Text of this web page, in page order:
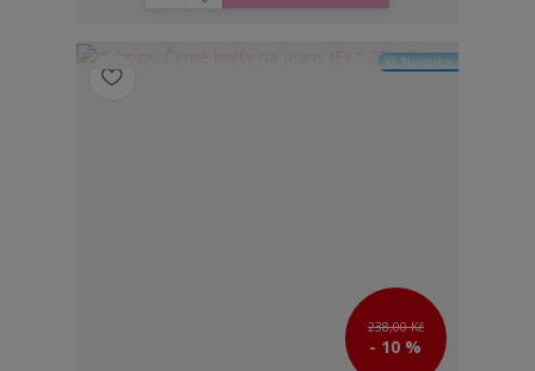
🆕 Novinka
238,00 Kč
- 10 %